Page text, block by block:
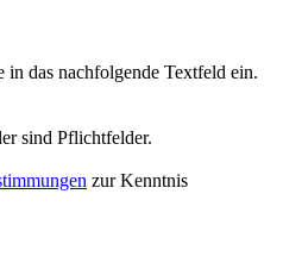
das nachfolgende Textfeld ein.
sind Pflichtfelder.
zur Kenntnis